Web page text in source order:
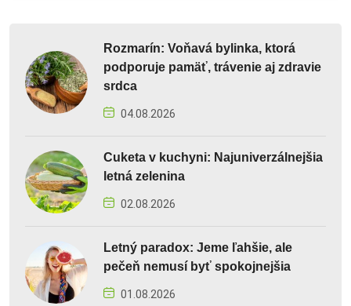
Rozmarín: Voňavá bylinka, ktorá
podporuje pamäť, trávenie aj zdravie
srdca
04.08.2026
Cuketa v kuchyni: Najuniverzálnejšia
letná zelenina
02.08.2026
Letný paradox: Jeme ľahšie, ale
pečeň nemusí byť spokojnejšia
01.08.2026